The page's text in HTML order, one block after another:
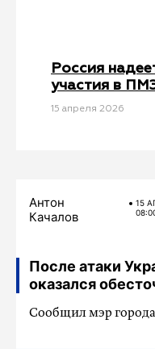
Россия
участия в
15 апреля 2026
Антон
Качалов
15
После атаки
оказался
Сообщил мэр